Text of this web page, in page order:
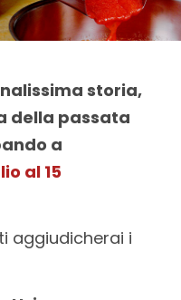
storia,
della passata
a
al 15
aggiudicherai i